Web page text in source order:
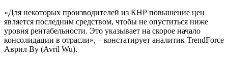
«Для некоторых производителей из КНР повышение цен
является последним средством, чтобы не опуститься ниже
уровня рентабельности. Это указывает на скорое начало
консолидации в отрасли», – констатирует аналитик TrendForce
Аврил Ву (Avril Wu).